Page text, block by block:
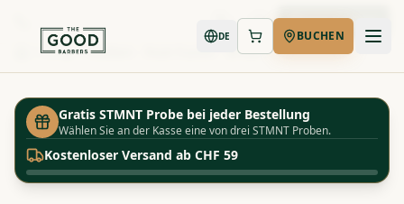
Jetzt buchen
DE BUCHEN
Startseite
Shop Redken - Root Fusion - Brown
Gratis STMNT Probe bei jeder Bestellung
Wählen Sie an der Kasse eine von drei STMNT Proben.
Kostenloser Versand ab CHF 59